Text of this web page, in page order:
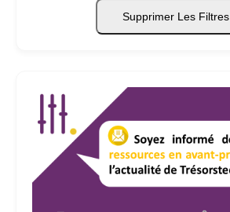
Supprimer Les Filtres